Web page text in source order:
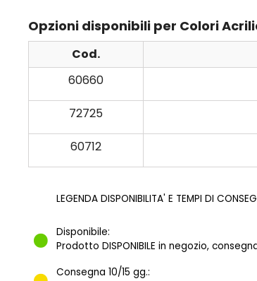
Opzioni disponibili per Colori
Cod.
60660
72725
60712
LEGENDA DISPONIBILITA' E TEMPI DI
Disponibile:
Prodotto DISPONIBILE in negozio,
Consegna 10/15 gg.: